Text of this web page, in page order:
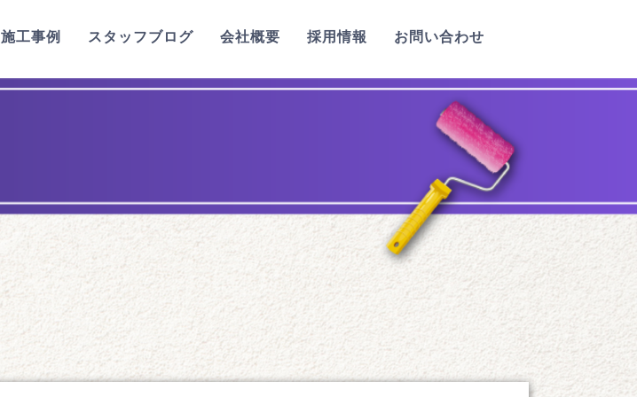
施工事例 スタッフブログ 会社概要 採用情報 お問い合わせ